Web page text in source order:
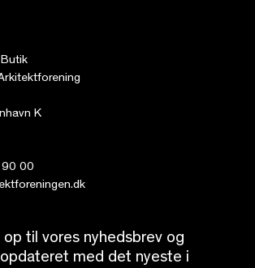
K
00
op til vores nyhedsbrev og
med det nyeste i